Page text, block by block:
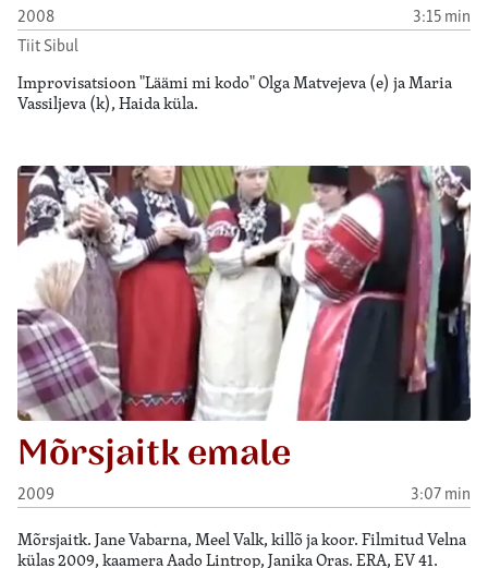
2008
3:15 min
Tiit Sibul
Improvisatsioon "Läämi mi kodo" Olga Matvejeva (e) ja Maria
Vassiljeva (k), Haida küla.
Mõrsjaitk emale
2009 3:07 min
Mõrsjaitk. Jane Vabarna, Meel Valk, killõ ja koor. Filmitud Velna
külas 2009, kaamera Aado Lintrop, Janika Oras. ERA, EV 41.